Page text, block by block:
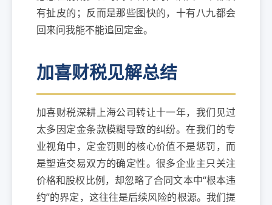
有扯皮的；反而是那些图快的，十有八九都会
回来问我能不能追回定金。
加喜财税见解总结
加喜财税深耕上海公司转让十一年，我们见过
太多因定金条款模糊导致的纠纷。在我们的专
业视角中，定金罚则的核心价值不是惩罚，而
是塑造交易双方的确定性。很多企业主只关注
价格和股权比例，却忽略了合同文本中“根本违
约”的界定，这往往是后续风险的根源。我们提